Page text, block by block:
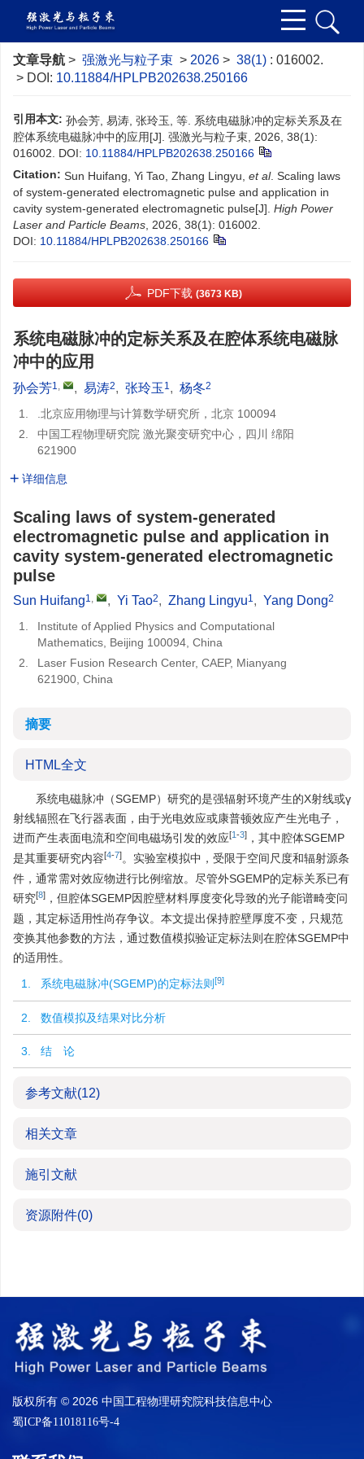
文章导航 > 强激光与粒子束 > 2026 > 38(1) : 016002.
> DOI: 10.11884/HPLPB202638.250166
引用本文: 孙会芳, 易涛, 张玲玉, 等. 系统电磁脉冲的定标关系及在
腔体系统电磁脉冲中的应用[J]. 强激光与粒子束, 2026, 38(1):
016002. DOI: 10.11884/HPLPB202638.250166
Citation: Sun Huifang, Yi Tao, Zhang Lingyu, et al. Scaling laws
of system-generated electromagnetic pulse and application in
cavity system-generated electromagnetic pulse[J]. High Power
Laser and Particle Beams , 2026, 38(1): 016002.
DOI: 10.11884/HPLPB202638.250166
PDF下载 (3673 KB)
系统电磁脉冲的定标关系及在腔体系统电磁脉
冲中的应用
孙会芳1, , 易涛2, 张玲玉 1, 杨冬2
1.
.北京应用物理与计算数学研究所，北京 100094
2.
中国工程物理研究院 激光聚变研究中心，四川 绵阳
621900
详细信息
Scaling laws of system-generated
electromagnetic pulse and application in
cavity system-generated electromagnetic
pulse
Sun Huifang1, , Yi Tao2, Zhang Lingyu1, Yang Dong2
1.
Institute of Applied Physics and Computational
Mathematics, Beijing 100094, China
2.
Laser Fusion Research Center, CAEP, Mianyang
621900, China
摘要
HTML全文
系统电磁脉冲（SGEMP）研究的是强辐射环境产生的X射线或γ
射线辐照在飞行器表面，由于光电效应或康普顿效应产生光电子，
进而产生表面电流和空间电磁场引发的效应[1-3] ，其中腔体SGEMP
是其重要研究内容[4-7]。实验室模拟中，受限于空间尺度和辐射源条
件，通常需对效应物进行比例缩放。尽管外SGEMP的定标关系已有
研究[8] ，但腔体SGEMP因腔壁材料厚度变化导致的光子能谱畸变问
题，其定标适用性尚存争议。本文提出保持腔壁厚度不变，只规范
变换其他参数的方法，通过数值模拟验证定标法则在腔体SGEMP中
的适用性。
1. 系统电磁脉冲(SGEMP)的定标法则 [9]
2. 数值模拟及结果对比分析
3. 结 论
参考文献(12)
相关文章
施引文献
资源附件(0)
版权所有 © 2026 中国工程物理研究院科技信息中心
蜀ICP备11018116号-4